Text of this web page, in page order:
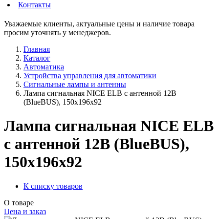
Контакты
Уважаемые клиенты, актуальные цены и наличие товара
просим уточнять у менеджеров.
Главная
Каталог
Автоматика
Устройства управления для автоматики
Сигнальные лампы и антенны
Лампа сигнальная NICE ELB с антенной 12В
(BlueBUS), 150x196x92
Лампа сигнальная NICE ELB
с антенной 12В (BlueBUS),
150x196x92
К списку товаров
О товаре
Цена и заказ